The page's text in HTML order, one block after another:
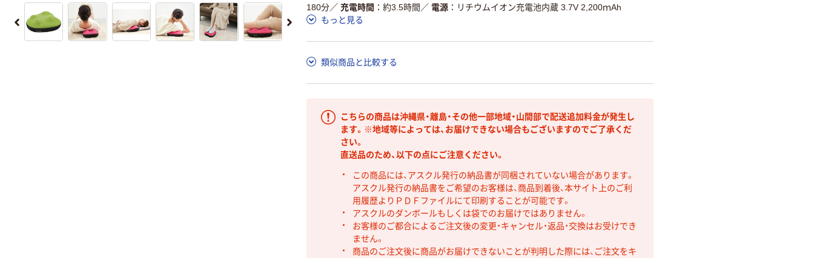
180分／ 充電時間 約3.5時間 ／ 電源
リチウムイオン充電池内蔵 3.7V 2,200ｍAh
もっと見る
類似商品と比較する
こちらの商品は沖縄県・離島・その他一部地域・山間部で配送追加料金が発生し
ます。※地域等によっては、お届けできない場合もございますのでご了承くだ
さい。
直送品のため、以下の点にご注意ください。
この商品には、アスクル発行の納品書が同梱されていない場合があります。
アスクル発行の納品書をご希望のお客様は、商品到着後、本サイト上のご利
用履歴よりＰＤＦファイルにて印刷することが可能です。
アスクルのダンボールもしくは袋でのお届けではありません。
お客様のご都合によるご注文後の変更・キャンセル・返品・交換はお受けでき
ません。
商品のご注文後に商品がお届けできないことが判明した際には、ご注文をキ